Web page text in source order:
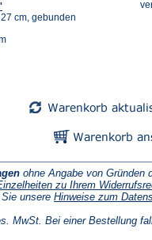
cm, gebunden
ohne Angabe von Gründen
zu Ihrem
unsere Hinweise zum
MwSt. Bei einer Bestellung